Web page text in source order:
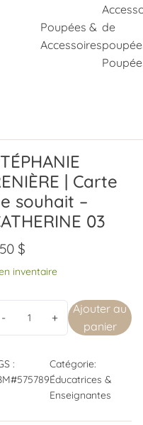
Poupées &
Accessoires
de
| Carte
souhait –
03
$
inventaire
Ajouter au
panier
:
Catégorie:
Éducatrices &
Enseignantes